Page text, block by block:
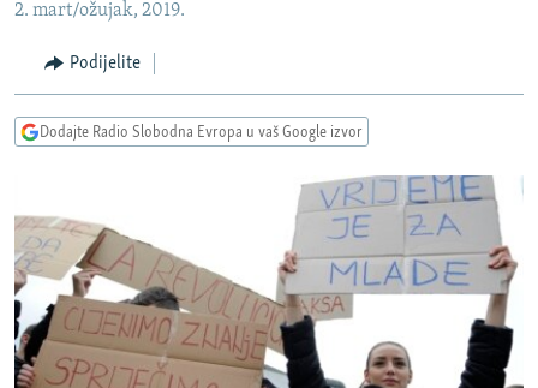
navigaciju
Pređite
pretragu
CRNA GORA
VIZUELNO
FOTOGALERIJE
PODCASTI
RAT U UKRAJINI
RSE PRIČE IZ SVIJETA
ISPRIČAJ MI
DNEVNO@RSE
SPECIJALI RSE
2. mart/ožujak, 2019.
Podijelite
Dodajte Radio Slobodna Evropa u vaš Google izvor